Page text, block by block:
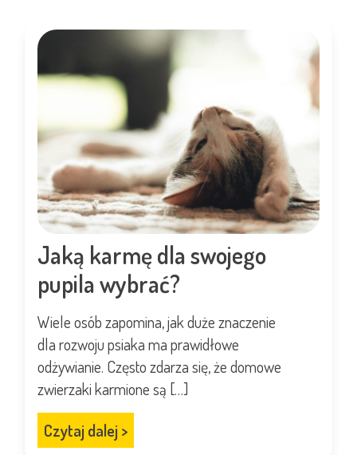
Jaką karmę dla swojego
pupila wybrać?
Wiele osób zapomina, jak duże znaczenie
dla rozwoju psiaka ma prawidłowe
odżywianie. Często zdarza się, że domowe
zwierzaki karmione są […]
Czytaj dalej >